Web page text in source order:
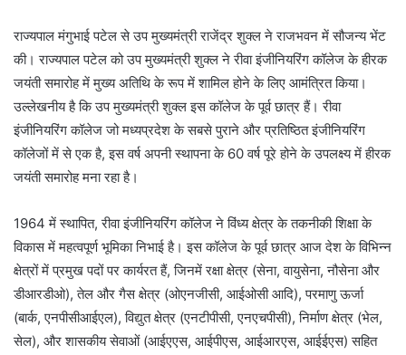
राज्यपाल मंगुभाई पटेल से उप मुख्यमंत्री राजेंद्र शुक्ल ने राजभवन में सौजन्य भेंट
की। राज्यपाल पटेल को उप मुख्यमंत्री शुक्ल ने रीवा इंजीनियरिंग कॉलेज के हीरक
जयंती समारोह में मुख्य अतिथि के रूप में शामिल होने के लिए आमंत्रित किया।
उल्लेखनीय है कि उप मुख्यमंत्री शुक्ल इस कॉलेज के पूर्व छात्र हैं। रीवा
इंजीनियरिंग कॉलेज जो मध्यप्रदेश के सबसे पुराने और प्रतिष्ठित इंजीनियरिंग
कॉलेजों में से एक है, इस वर्ष अपनी स्थापना के 60 वर्ष पूरे होने के उपलक्ष्य में हीरक
जयंती समारोह मना रहा है।
1964 में स्थापित, रीवा इंजीनियरिंग कॉलेज ने विंध्य क्षेत्र के तकनीकी शिक्षा के
विकास में महत्वपूर्ण भूमिका निभाई है। इस कॉलेज के पूर्व छात्र आज देश के विभिन्न
क्षेत्रों में प्रमुख पदों पर कार्यरत हैं, जिनमें रक्षा क्षेत्र (सेना, वायुसेना, नौसेना और
डीआरडीओ), तेल और गैस क्षेत्र (ओएनजीसी, आईओसी आदि), परमाणु ऊर्जा
(बार्क, एनपीसीआईएल), विद्युत क्षेत्र (एनटीपीसी, एनएचपीसी), निर्माण क्षेत्र (भेल,
सेल), और शासकीय सेवाओं (आईएएस, आईपीएस, आईआरएस, आईईएस) सहित